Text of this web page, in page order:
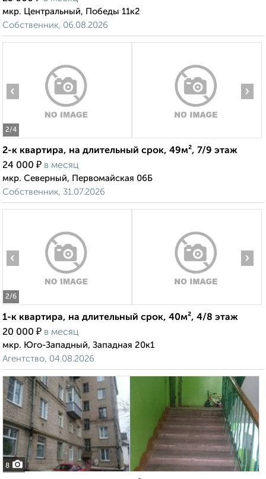
мкр. Центральный, Победы 11к2
Собственник, 06.08.2026
2/4
‹ ›
2-к квартира, на длительный срок, 49м², 7/9 этаж
24 000 ₽ в месяц
мкр. Северный, Первомайская 06Б
Собственник, 31.07.2026
2/6
‹ ›
1-к квартира, на длительный срок, 40м², 4/8 этаж
20 000 ₽ в месяц
мкр. Юго-Западный, Западная 20к1
Агентство, 04.08.2026
8